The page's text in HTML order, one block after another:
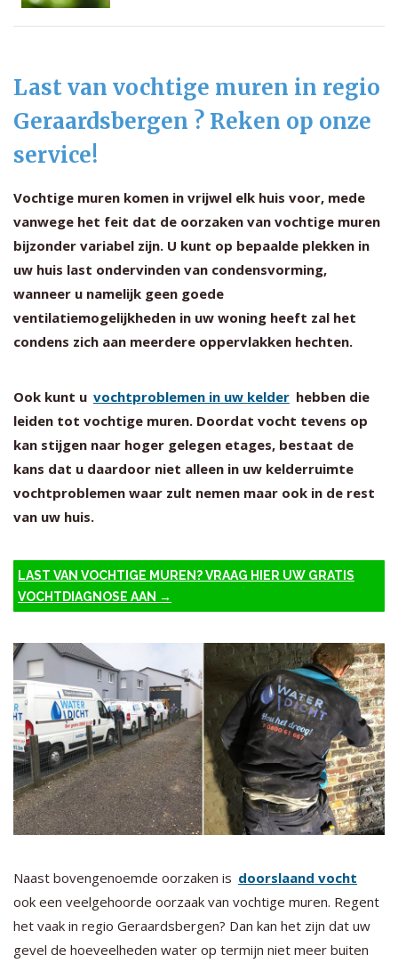
Last van vochtige muren in regio
Geraardsbergen ? Reken op onze
service!
Vochtige muren komen in vrijwel elk huis voor, mede
vanwege het feit dat de oorzaken van vochtige muren
bijzonder variabel zijn. U kunt op bepaalde plekken in
uw huis last ondervinden van condensvorming,
wanneer u namelijk geen goede
ventilatiemogelijkheden in uw woning heeft zal het
condens zich aan meerdere oppervlakken hechten.
Ook kunt u vochtproblemen in uw kelder hebben die
leiden tot vochtige muren. Doordat vocht tevens op
kan stijgen naar hoger gelegen etages, bestaat de
kans dat u daardoor niet alleen in uw kelderruimte
vochtproblemen waar zult nemen maar ook in de rest
van uw huis.
LAST VAN VOCHTIGE MUREN? VRAAG HIER UW GRATIS
VOCHTDIAGNOSE AAN →
Naast bovengenoemde oorzaken is doorslaand vocht
ook een veelgehoorde oorzaak van vochtige muren. Regent
het vaak in regio Geraardsbergen? Dan kan het zijn dat uw
gevel de hoeveelheden water op termijn niet meer buiten